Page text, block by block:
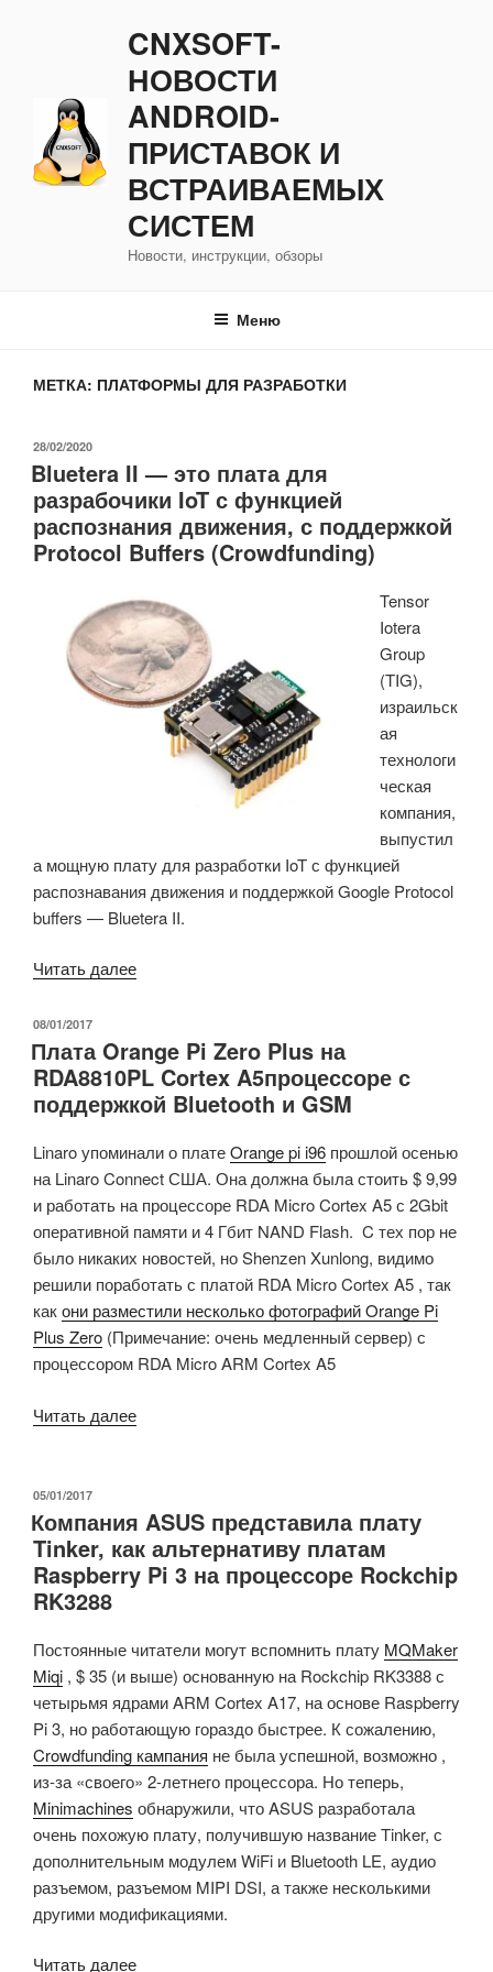
CNXSOFT-
НОВОСТИ
ANDROID-
ПРИСТАВОК И
ВСТРАИВАЕМЫХ
СИСТЕМ
Новости, инструкции, обзоры
Меню
МЕТКА: ПЛАТФОРМЫ ДЛЯ РАЗРАБОТКИ
ОПУБЛИКОВАНО
28/02/2020
Bluetera II — это плата для
разрабочики IoT с функцией
распознания движения, с поддержкой
Protocol Buffers (Crowdfunding)
Tensor
Iotera
Group
(TIG),
израильск
ая
технологи
ческая
компания,
выпустил
а мощную плату для разработки IoT с функцией
распознавания движения и поддержкой Google Protocol
buffers — Bluetera II.
Читать далее«Bluetera
это
плата
для
IoT
с
функцией
распознания
движения,
с
поддержкой
Protocol
Buffers
ОПУБЛИКОВАНО
08/01/2017
Плата Orange Pi Zero Plus на
RDA8810PL Cortex A5процессоре с
поддержкой Bluetooth и GSM
Linaro упоминали о платеOrange pi i96 прошлой осенью
на Linaro Connect США. Она должна была стоить $ 9,99
и работать на процессоре RDA Micro Cortex A5 с 2Gbit
оперативной памяти и 4 Гбит NAND Flash. C тех пор не
было никаких новостей, но Shenzen Xunlong, видимо
решили поработать с платой RDA Micro Cortex A5 , так
какони разместили несколько фотографий Orange Pi
Plus Zero (Примечание: очень медленный сервер) с
процессором RDA Micro ARM Cortex A5
Читать далее«Плата
Plus
на
RDA8810PL
с
поддержкой
Bluetooth
и
GSM»
ОПУБЛИКОВАНО
05/01/2017
Компания ASUS представила плату
Tinker, как альтернативу платам
Raspberry Pi 3 на процессоре Rockchip
RK3288
Постоянные читатели могут вспомнить плату MQMaker
Miqi , $ 35 (и выше) основанную на Rockchip RK3388 с
четырьмя ядрами ARM Cortex A17, на основе Raspberry
Pi 3, но работающую гораздо быстрее. К сожалению,
Crowdfunding кампания не была успешной, возможно ,
из-за «своего» 2-летнего процессора. Но теперь,
Minimachines обнаружили, что ASUS разработала
очень похожую плату, получившую название Tinker, с
дополнительным модулем WiFi и Bluetooth LE, аудио
разъемом, разъемом MIPI DSI, а также несколькими
другими модификациями.
Читать далее«Компания